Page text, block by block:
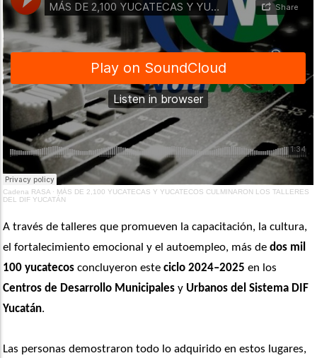
Cadena RASA · MÁS DE 2,100 YUCATECAS Y YUCATECOS CULMINARON LOS TALLERES
DEL DIF YUCATÁN
A través de talleres que promueven la capacitación, la cultura,
el fortalecimiento emocional y el autoempleo, más de dos mil
100 yucatecos concluyeron este ciclo 2024–2025 en los
Centros de Desarrollo Municipales y Urbanos del Sistema DIF
Yucatán.
Las personas demostraron todo lo adquirido en estos lugares,